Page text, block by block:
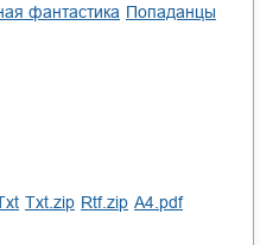
фантастика
попаданцы
txt txt.zip rtf.zip
a4.pdf